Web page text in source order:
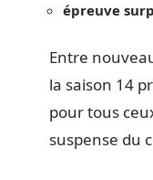
épreuve
Entre
la saison 14
pour tous
suspense du